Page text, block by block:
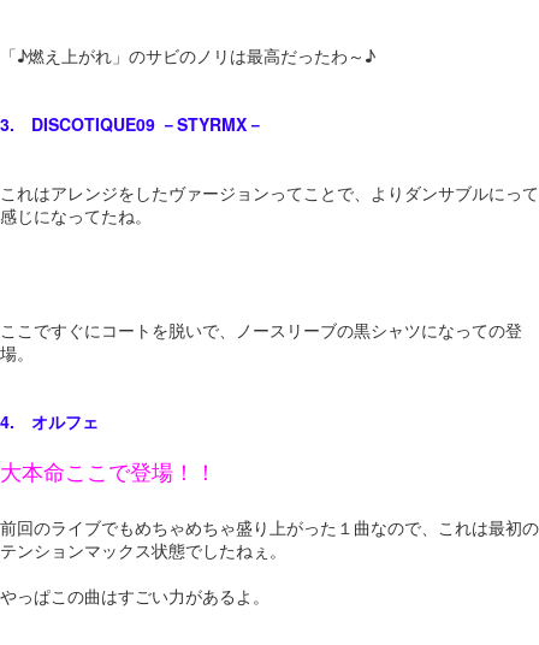
「♪燃え上がれ」のサビのノリは最高だったわ～♪
3. DISCOTIQUE09 －STYRMX－
これはアレンジをしたヴァージョンってことで、よりダンサブルにって
感じになってたね。
ここですぐにコートを脱いで、ノースリーブの黒シャツになっての登
場。
4. オルフェ
大本命ここで登場！！
前回のライブでもめちゃめちゃ盛り上がった１曲なので、これは最初の
テンションマックス状態でしたねぇ。
やっぱこの曲はすごい力があるよ。